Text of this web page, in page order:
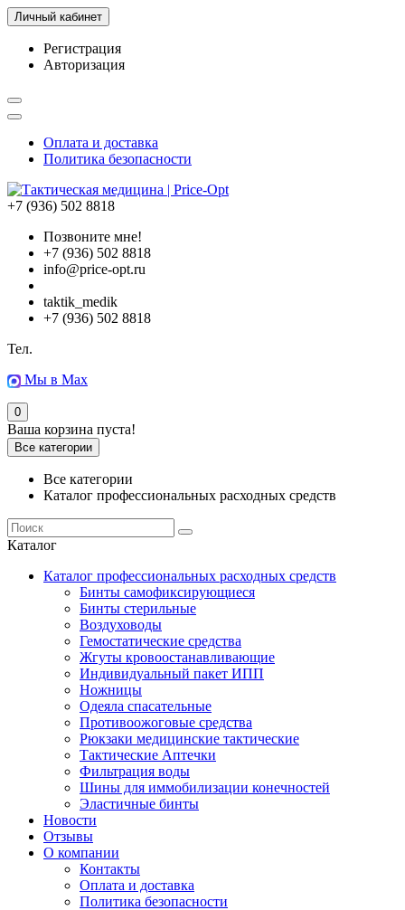
Личный кабинет
Регистрация
Авторизация
Оплата и доставка
Политика безопасности
+7 (936) 502 8818
Позвоните мне!
+7 (936) 502 8818
info@price-opt.ru
taktik_medik
+7 (936) 502 8818
Тел.
Мы в Max
0
Ваша корзина пуста!
Все категории
Все категории
Каталог профессиональных расходных средств
Каталог
Каталог профессиональных расходных средств
Бинты самофиксирующиеся
Бинты стерильные
Воздуховоды
Гемостатические средства
Жгуты кровоостанавливающие
Индивидуальный пакет ИПП
Ножницы
Одеяла спасательные
Противоожоговые средства
Рюкзаки медицинские тактические
Тактические Аптечки
Фильтрация воды
Шины для иммобилизации конечностей
Эластичные бинты
Новости
Отзывы
О компании
Контакты
Оплата и доставка
Политика безопасности